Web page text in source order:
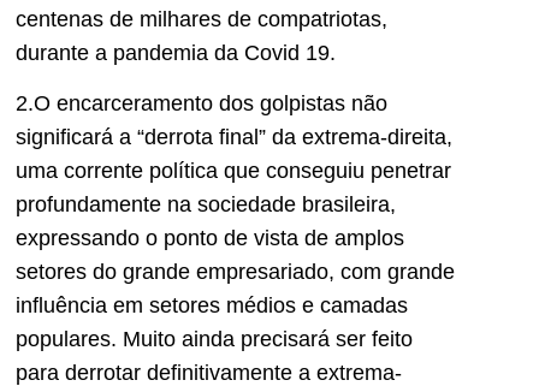
centenas de milhares de compatriotas,
durante a pandemia da Covid 19.
2.O encarceramento dos golpistas não
significará a “derrota final” da extrema-direita,
uma corrente política que conseguiu penetrar
profundamente na sociedade brasileira,
expressando o ponto de vista de amplos
setores do grande empresariado, com grande
influência em setores médios e camadas
populares. Muito ainda precisará ser feito
para derrotar definitivamente a extrema-